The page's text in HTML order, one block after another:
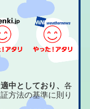
中としており、各
方法の基準に則り